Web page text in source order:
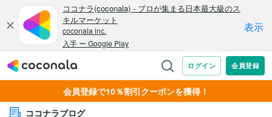
会員登録で10％割引クーポンを獲得！
ココナラブログ